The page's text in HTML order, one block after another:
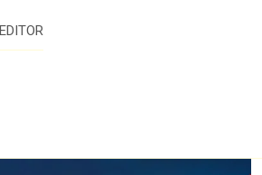
EDITOR